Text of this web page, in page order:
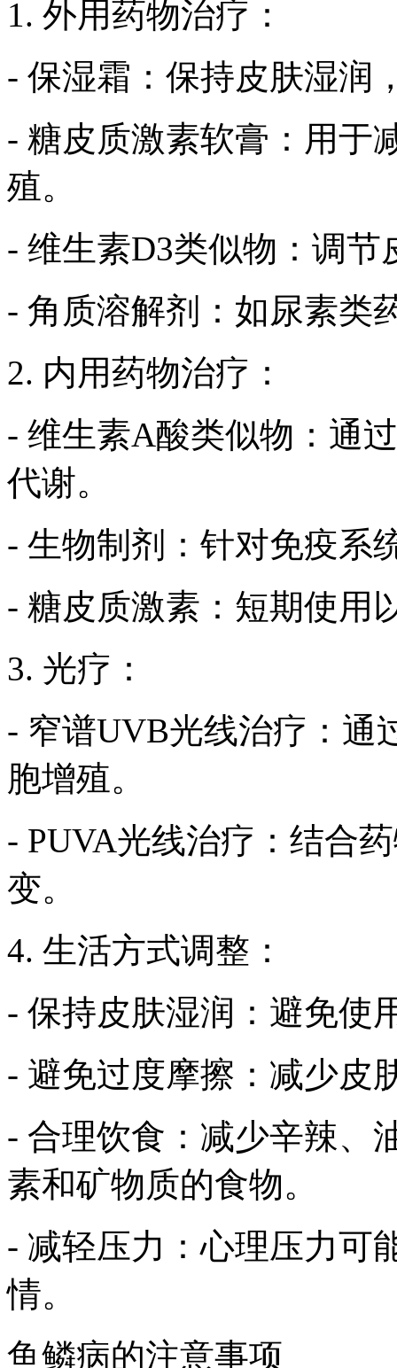
1. 外用药物治疗：
- 保湿霜：保持皮肤湿润
- 糖皮质激素软膏：用于
殖。
- 维生素D3类似物：调
- 角质溶解剂：如尿素类
2. 内用药物治疗：
- 维生素A酸类似物：通
代谢。
- 生物制剂：针对免疫系
- 糖皮质激素：短期使用
3. 光疗：
- 窄谱UVB光线治疗：通
胞增殖。
- PUVA光线治疗：结合
变。
4. 生活方式调整：
- 保持皮肤湿润：避免使
- 避免过度摩擦：减少皮
- 合理饮食：减少辛辣、
素和矿物质的食物。
- 减轻压力：心理压力可
情。
鱼鳞病的注意事项